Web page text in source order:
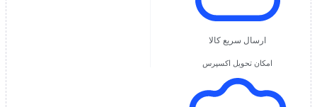
ارسال سریع کالا
امکان تحویل اکسپرس